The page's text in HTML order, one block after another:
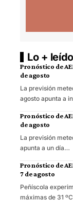
Lo + leído
Pronóstico de
de agosto
La previsión
agosto apunta a
Pronóstico de
de agosto
La previsión
apunta a un día…
Pronóstico de
7 de agosto
Peñíscola
máximas de 31